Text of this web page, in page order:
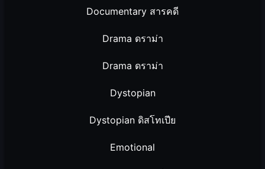
Documentary สารคดี
Drama ดราม่า
Drama ดราม่า
Dystopian
Dystopian ดิสโทเปีย
Emotional